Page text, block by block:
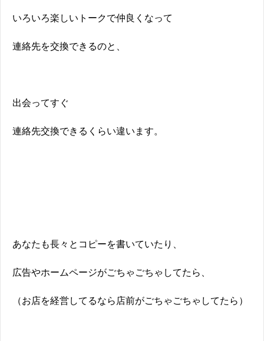
いろいろ楽しいトークで仲良くなって
連絡先を交換できるのと、
出会ってすぐ
連絡先交換できるくらい違います。
あなたも長々とコピーを書いていたり、
広告やホームページがごちゃごちゃしてたら、
（お店を経営してるなら店前がごちゃごちゃしてたら）